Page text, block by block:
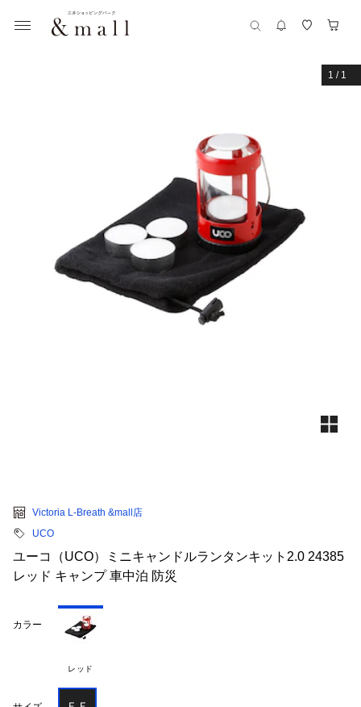
1 / 1
Victoria L-Breath &mall店
UCO
ユーコ（UCO）ミニキャンドルランタンキット2.0 24385
レッド キャンプ 車中泊 防災
カラー
レッド